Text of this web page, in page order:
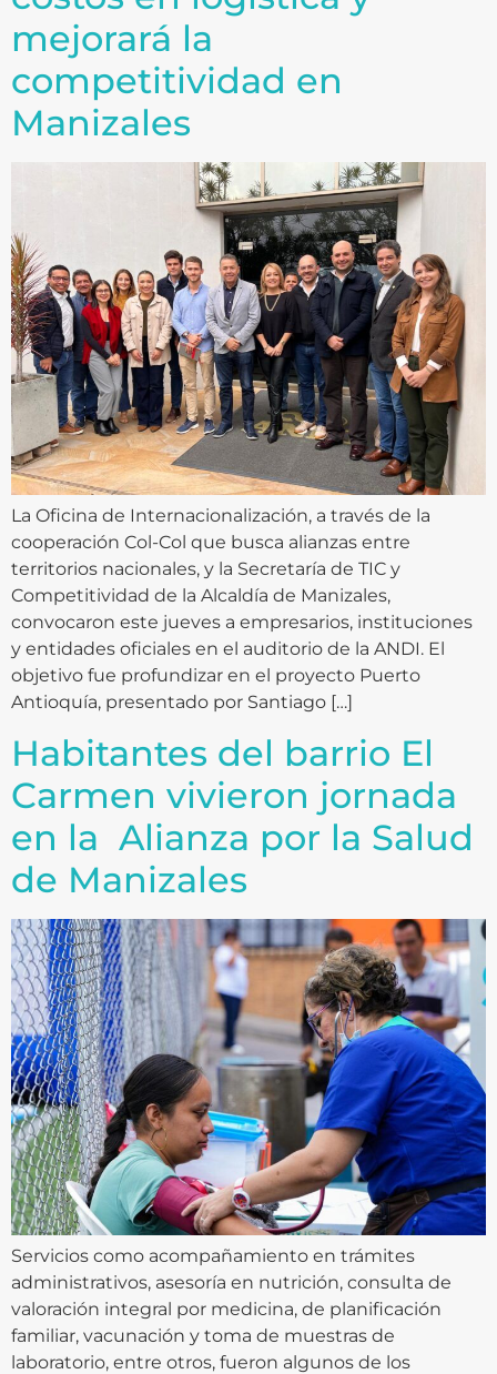
mejorará la
competitividad en
Manizales
La Oficina de Internacionalización, a través de la
cooperación Col-Col que busca alianzas entre
territorios nacionales, y la Secretaría de TIC y
Competitividad de la Alcaldía de Manizales,
convocaron este jueves a empresarios, instituciones
y entidades oficiales en el auditorio de la ANDI. El
objetivo fue profundizar en el proyecto Puerto
Antioquía, presentado por Santiago […]
Habitantes del barrio El
Carmen vivieron jornada
en la Alianza por la Salud
de Manizales
Servicios como acompañamiento en trámites
administrativos, asesoría en nutrición, consulta de
valoración integral por medicina, de planificación
familiar, vacunación y toma de muestras de
laboratorio, entre otros, fueron algunos de los